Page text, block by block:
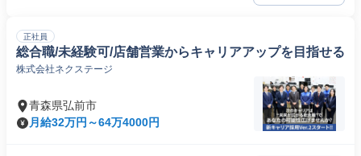
正社員
総合職/未経験可/店舗営業からキャリアアップを目指せる
株式会社ネクステージ
青森県弘前市
月給32万円～64万4000円